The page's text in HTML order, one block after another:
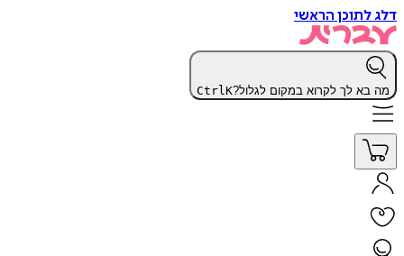
דלג לתוכן הראשי
מה בא לך לקרוא במקום לגלול? CtrlK